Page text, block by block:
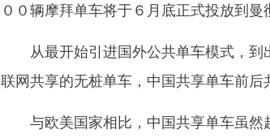
００辆摩拜单车将于６月底正式投放到曼
从最开始引进国外公共单车模式，到
联网共享的无桩单车，中国共享单车前后
与欧美国家相比，中国共享单车虽然